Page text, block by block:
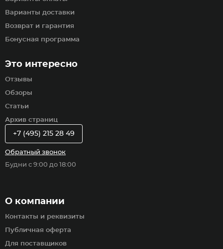
Варианты доставки
Возврат и гарантия
Бонусная программа
Это интересно
Отзывы
Обзоры
Статьи
Архив страниц
О компании
Контакты и реквизиты
Публичная оферта
Для поставщиков
+7 (495) 215 28 49
Обратный звонок
Будни с 9:00 до 18:00